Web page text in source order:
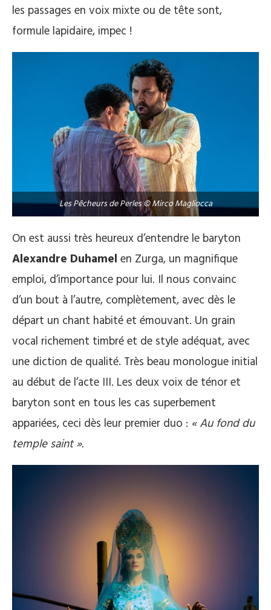
les passages en voix mixte ou de tête sont,
formule lapidaire, impec !
Les Pêcheurs de Perles © Mirco Magliocca
On est aussi très heureux d’entendre le baryton
Alexandre Duhamel en Zurga, un magnifique
emploi, d’importance pour lui. Il nous convainc
d’un bout à l’autre, complètement, avec dès le
départ un chant habité et émouvant. Un grain
vocal richement timbré et de style adéquat, avec
une diction de qualité. Très beau monologue initial
au début de l’acte III. Les deux voix de ténor et
baryton sont en tous les cas superbement
appariées, ceci dès leur premier duo : « Au fond du
temple saint ».